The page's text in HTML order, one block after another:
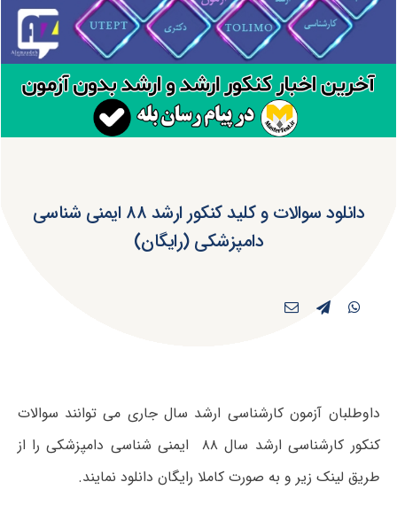
دانلود سوالات و کلید کنکور ارشد ۸۸ ایمنی شناسی
دامپزشکی (رایگان)
داوطلبان آزمون کارشناسی ارشد سال جاری می توانند سوالات
کنکور کارشناسی ارشد سال ۸۸ ایمنی شناسی دامپزشکی را از
طریق لینک زیر و به صورت کاملا رایگان دانلود نمایند.